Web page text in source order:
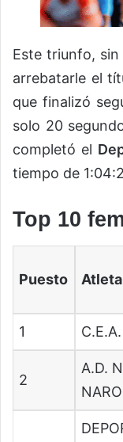
Este triunfo,
arrebatarle el
que finalizó
solo 20
completó el
tiempo de
Top 10
Puesto Atleta
1
2
A.D.